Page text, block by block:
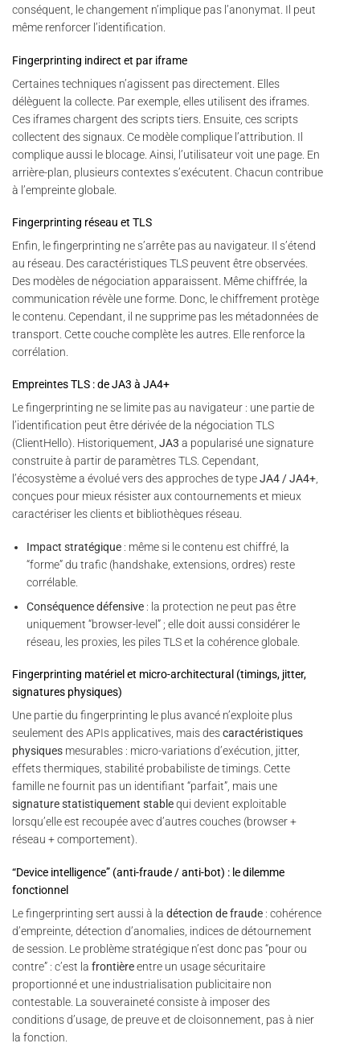
conséquent, le changement n’implique pas l’anonymat. Il peut
même renforcer l’identification.
Fingerprinting indirect et par iframe
Certaines techniques n’agissent pas directement. Elles
délèguent la collecte. Par exemple, elles utilisent des iframes.
Ces iframes chargent des scripts tiers. Ensuite, ces scripts
collectent des signaux. Ce modèle complique l’attribution. Il
complique aussi le blocage. Ainsi, l’utilisateur voit une page. En
arrière-plan, plusieurs contextes s’exécutent. Chacun contribue
à l’empreinte globale.
Fingerprinting réseau et TLS
Enfin, le fingerprinting ne s’arrête pas au navigateur. Il s’étend
au réseau. Des caractéristiques TLS peuvent être observées.
Des modèles de négociation apparaissent. Même chiffrée, la
communication révèle une forme. Donc, le chiffrement protège
le contenu. Cependant, il ne supprime pas les métadonnées de
transport. Cette couche complète les autres. Elle renforce la
corrélation.
Empreintes TLS : de JA3 à JA4+
Le fingerprinting ne se limite pas au navigateur : une partie de
l’identification peut être dérivée de la négociation TLS
(ClientHello). Historiquement, JA3 a popularisé une signature
construite à partir de paramètres TLS. Cependant,
l’écosystème a évolué vers des approches de typeJA4 / JA4+,
conçues pour mieux résister aux contournements et mieux
caractériser les clients et bibliothèques réseau.
Impact stratégique : même si le contenu est chiffré, la
“forme” du trafic (handshake, extensions, ordres) reste
corrélable.
Conséquence défensive : la protection ne peut pas être
uniquement “browser-level” ; elle doit aussi considérer le
réseau, les proxies, les piles TLS et la cohérence globale.
Fingerprinting matériel et micro-architectural (timings, jitter,
signatures physiques)
Une partie du fingerprinting le plus avancé n’exploite plus
seulement des APIs applicatives, mais descaractéristiques
physiques mesurables : micro-variations d’exécution, jitter,
effets thermiques, stabilité probabiliste de timings. Cette
famille ne fournit pas un identifiant “parfait”, mais une
signature statistiquement stablequi devient exploitable
lorsqu’elle est recoupée avec d’autres couches (browser +
réseau + comportement).
“Device intelligence” (anti-fraude / anti-bot) : le dilemme
fonctionnel
Le fingerprinting sert aussi à la détection de fraude : cohérence
d’empreinte, détection d’anomalies, indices de détournement
de session. Le problème stratégique n’est donc pas “pour ou
contre” : c’est la frontièreentre un usage sécuritaire
proportionné et une industrialisation publicitaire non
contestable. La souveraineté consiste à imposer des
conditions d’usage, de preuve et de cloisonnement, pas à nier
la fonction.